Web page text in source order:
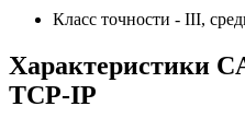
Класс точности - III,
Характеристики
TCP-IP